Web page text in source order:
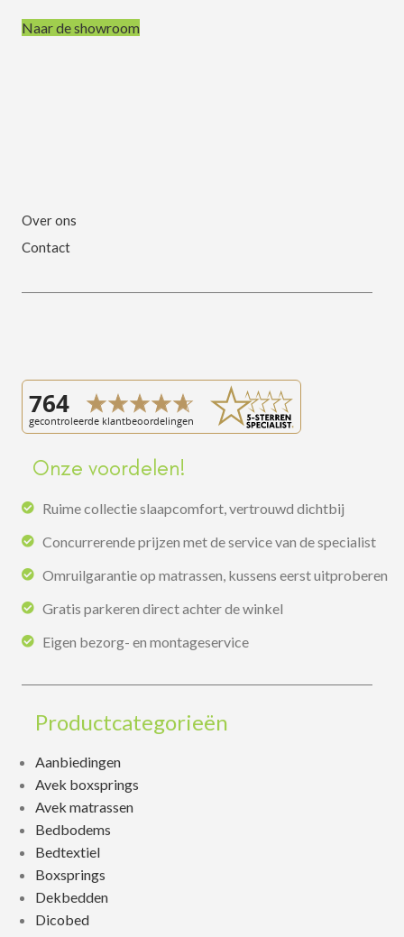
Naar de showroom
Over ons
Contact
Onze voordelen!
Ruime collectie slaapcomfort, vertrouwd dichtbij
Concurrerende prijzen met de service van de specialist
Omruilgarantie op matrassen, kussens eerst uitproberen
Gratis parkeren direct achter de winkel
Eigen bezorg- en montageservice
Productcategorieën
Aanbiedingen
Avek boxsprings
Avek matrassen
Bedbodems
Bedtextiel
Boxsprings
Dekbedden
Dicobed